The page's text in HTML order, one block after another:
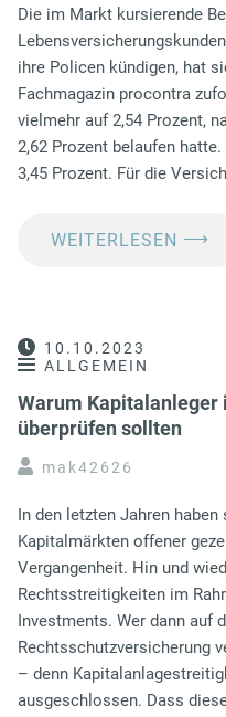
Die im Markt kursierende
ihre Policen kündigen, hat
Fachmagazin procontra
vielmehr auf 2,54 Prozent,
2,62 Prozent belaufen
3,45 Prozent. Für die
WEITERLESEN ⟶
10.10.2023
ALLGEMEIN
Warum Kapitalanleger
überprüfen sollten
mak42626
In den letzten Jahren
Kapitalmärkten offener
Vergangenheit. Hin und
Rechtsstreitigkeiten im
Investments. Wer dann auf
Rechtsschutzversicherung
– denn
ausgeschlossen. Dass